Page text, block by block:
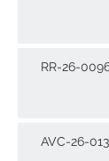
RR-26-
AVC-26-